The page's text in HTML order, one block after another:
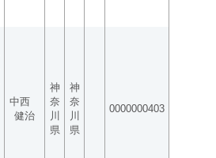
中西
健治
神
奈
川
県
神
奈
川
県
0000000403